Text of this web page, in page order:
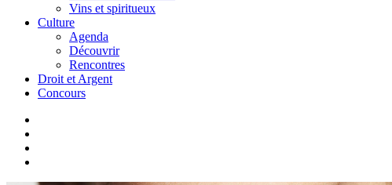
Vins et spiritueux
Culture
Agenda
Découvrir
Rencontres
Droit et Argent
Concours